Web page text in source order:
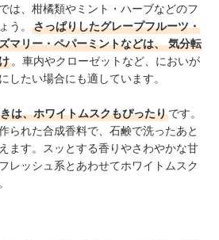
は、柑橘類やミント・ハーブなどのフ
う。
さっぱりしたグレープフルーツ・
マリー・ペパーミントなどは、 気分転
。車内やクローゼットなど、においが
したい場合にも適しています。
は、ホワイトムスクもぴったりです。
られた合成香料で、石鹸で洗ったあと
ます。スッとする香りやさわやかな甘
レッシュ系とあわせてホワイトムスク